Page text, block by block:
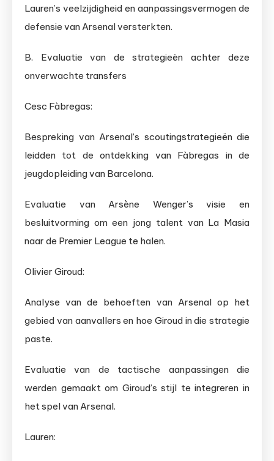
Lauren’s veelzijdigheid en aanpassingsvermogen de
defensie van Arsenal versterkten.
B. Evaluatie van de strategieën achter deze
onverwachte transfers
Cesc Fàbregas:
Bespreking van Arsenal’s scoutingstrategieën die
leidden tot de ontdekking van Fàbregas in de
jeugdopleiding van Barcelona.
Evaluatie van Arsène Wenger’s visie en
besluitvorming om een jong talent van La Masia
naar de Premier League te halen.
Olivier Giroud:
Analyse van de behoeften van Arsenal op het
gebied van aanvallers en hoe Giroud in die strategie
paste.
Evaluatie van de tactische aanpassingen die
werden gemaakt om Giroud’s stijl te integreren in
het spel van Arsenal.
Lauren: